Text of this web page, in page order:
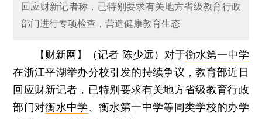
回应财新记者称，已特别要求有关地方省级教育行政
部门进行专项检查，营造健康教育生态
【财新网】（记者 陈少远） 对于衡水第一中学
在浙江平湖举办分校引发的持续争议，教育部近日
回应财新记者，已特别要求有关地方省级教育行政
部门对衡水中学、衡水第一中学等同类学校的办学